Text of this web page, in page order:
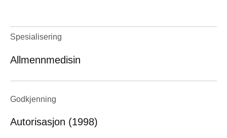
Spesialisering
Allmennmedisin
Godkjenning
Autorisasjon (1998)